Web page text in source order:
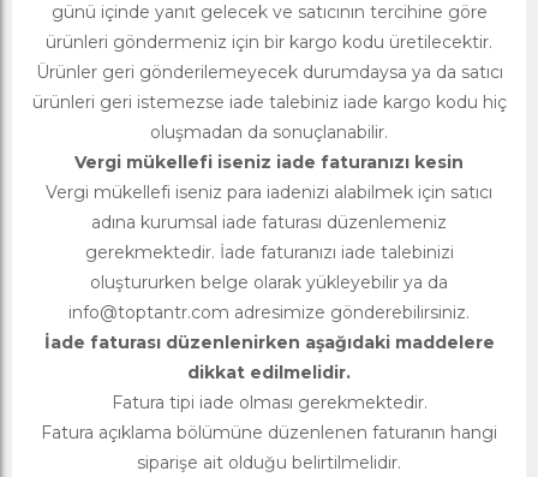
günü içinde yanıt gelecek ve satıcının tercihine göre
ürünleri göndermeniz için bir kargo kodu üretilecektir.
Ürünler geri gönderilemeyecek durumdaysa ya da satıcı
ürünleri geri istemezse iade talebiniz iade kargo kodu hiç
oluşmadan da sonuçlanabilir.
Vergi mükellefi iseniz iade faturanızı kesin
Vergi mükellefi iseniz para iadenizi alabilmek için satıcı
adına kurumsal iade faturası düzenlemeniz
gerekmektedir. İade faturanızı iade talebinizi
oluştururken belge olarak yükleyebilir ya da
info@toptantr.com adresimize gönderebilirsiniz.
İade faturası düzenlenirken aşağıdaki maddelere
dikkat edilmelidir.
Fatura tipi iade olması gerekmektedir.
Fatura açıklama bölümüne düzenlenen faturanın hangi
siparişe ait olduğu belirtilmelidir.